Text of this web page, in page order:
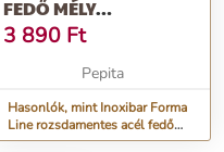
FEDŐ MÉLY
SERPENYŐKHÖZ, 20...
3 890 Ft
Pepita
Hasonlók, mint Inoxibar Forma
Line rozsdamentes acél fedő
mély serpenyőkhöz, 20...